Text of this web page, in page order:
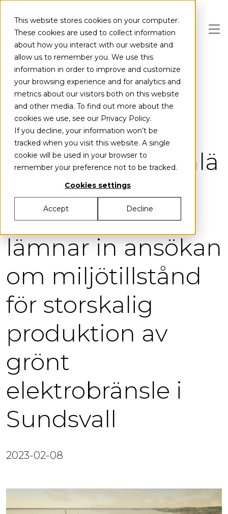
This website stores cookies on your computer.
These cookies are used to collect information
about how you interact with our website and
allow us to remember you. We use this
information in order to improve and customize
your browsing experience and for analytics and
metrics about our visitors both on this website
and other media. To find out more about the
cookies we use, see our Privacy Policy.
If you decline, your information won’t be
tracked when you visit this website. A single
cookie will be used in your browser to
remember your preference not to be tracked.
Cookies settings
Accept Decline
Sverige Sundsvall
Liquid Winds
elektrobränsleanlä
ggning
FlagshipTWO
lämnar in ansökan
om miljötillstånd
för storskalig
produktion av
grönt
elektrobränsle i
Sundsvall
2023-02-08